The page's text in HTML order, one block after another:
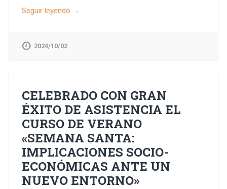
Seguir leyendo →
2024/10/02
CELEBRADO CON GRAN
ÉXITO DE ASISTENCIA EL
CURSO DE VERANO
«SEMANA SANTA:
IMPLICACIONES SOCIO-
ECONÓMICAS ANTE UN
NUEVO ENTORNO»